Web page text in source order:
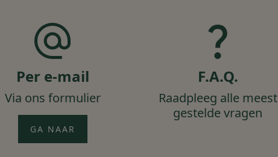
Per e-mail
Via ons formulier
GA NAAR
F.A.Q.
Raadpleeg alle meest
gestelde vragen